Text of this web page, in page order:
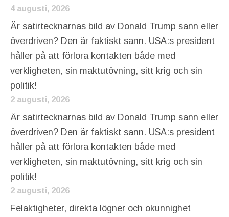
4 augusti, 2026
Är satirtecknarnas bild av Donald Trump sann eller
överdriven? Den är faktiskt sann. USA:s president
håller på att förlora kontakten både med
verkligheten, sin maktutövning, sitt krig och sin
politik!
2 augusti, 2026
Är satirtecknarnas bild av Donald Trump sann eller
överdriven? Den är faktiskt sann. USA:s president
håller på att förlora kontakten både med
verkligheten, sin maktutövning, sitt krig och sin
politik!
2 augusti, 2026
Felaktigheter, direkta lögner och okunnighet